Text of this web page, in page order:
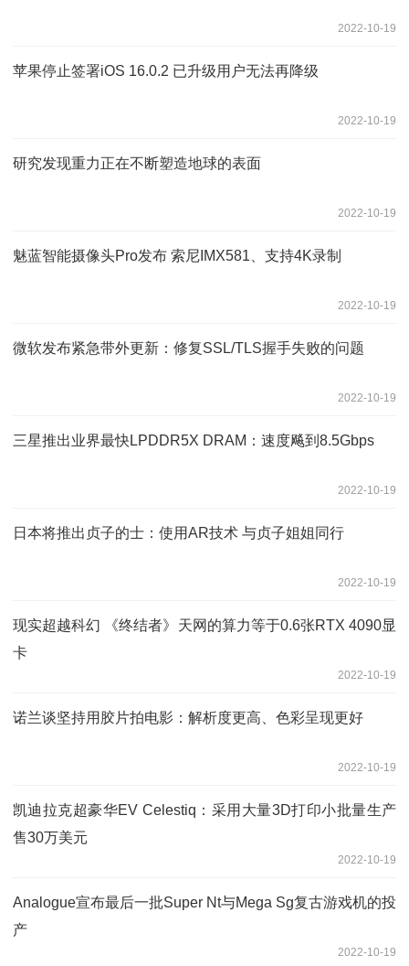
2022-10-19
苹果停止签署iOS 16.0.2 已升级用户无法再降级
2022-10-19
研究发现重力正在不断塑造地球的表面
2022-10-19
魅蓝智能摄像头Pro发布 索尼IMX581、支持4K录制
2022-10-19
微软发布紧急带外更新：修复SSL/TLS握手失败的问题
2022-10-19
三星推出业界最快LPDDR5X DRAM：速度飚到8.5Gbps
2022-10-19
日本将推出贞子的士：使用AR技术 与贞子姐姐同行
2022-10-19
现实超越科幻 《终结者》天网的算力等于0.6张RTX 4090显
卡
2022-10-19
诺兰谈坚持用胶片拍电影：解析度更高、色彩呈现更好
2022-10-19
凯迪拉克超豪华EV Celestiq：采用大量3D打印小批量生产
售30万美元
2022-10-19
Analogue宣布最后一批Super Nt与Mega Sg复古游戏机的投
产
2022-10-19